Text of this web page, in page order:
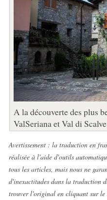
A la découverte des plus
ValSeriana et Val di Scalve
Avertissement : la traduction en
réalisée à l'aide d'outils
tous les articles, mais nous ne
d'inexactitudes dans la traduction
trouver l'original en cliquant sur le